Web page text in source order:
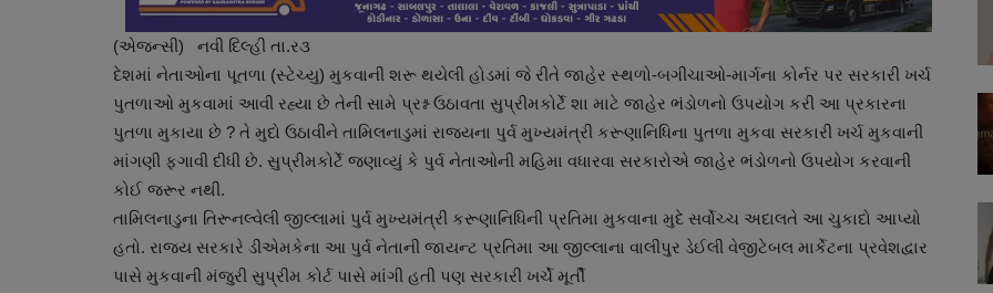
(એજન્સી) નવી દિલ્હી તા.ર૩
દેશમાં નેતાઓના પૂતળા (સ્ટેચ્યુ) મુકવાની શરૂ થયેલી હોડમાં જે રીતે જાહેર સ્થળો-બગીચાઓ-માર્ગના કોર્નર પર સરકારી ખર્ચ
પુતળાઓ મુકવામાં આવી રહ્યા છે તેની સામે પ્રશ્ન ઉઠાવતા સુપ્રીમકોર્ટે શા માટે જાહેર ભંડોળનો ઉપયોગ કરી આ પ્રકારના
પુતળા મુકાયા છે ? તે મુદો ઉઠાવીને તામિલનાડુમાં રાજયના પુર્વ મુખ્યમંત્રી કરૂણાનિધિના પુતળા મુકવા સરકારી ખર્ચ મુકવાની
માંગણી ફગાવી દીધી છે. સુપ્રીમકોર્ટે જણાવ્યું કે પુર્વ નેતાઓની મહિમા વધારવા સરકારોએ જાહેર ભંડોળનો ઉપયોગ કરવાની
કોઈ જરૂર નથી.
તામિલનાડુના તિરૂનલ્વેલી જીલ્લામાં પુર્વ મુખ્યમંત્રી કરૂણાનિધિની પ્રતિમા મુકવાના મુદે સર્વોચ્ચ અદાલતે આ ચુકાદો આપ્યો
હતો. રાજય સરકારે ડીએમકેના આ પુર્વ નેતાની જાયન્ટ પ્રતિમા આ જીલ્લાના વાલીપુર ડેઈલી વેજીટેબલ માર્કેટના પ્રવેશદ્વાર
પાસે મુકવાની મંજુરી સુપ્રીમ કોર્ટ પાસે માંગી હતી પણ સરકારી ખર્ચે મૂર્તી